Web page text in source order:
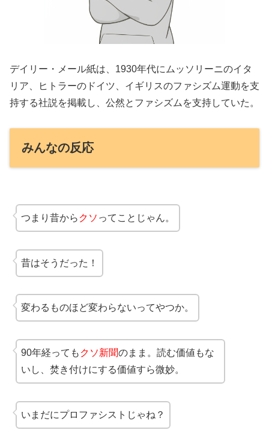
デイリー・メール紙は、1930年代にムッソリーニのイタ
リア、ヒトラーのドイツ、イギリスのファシズム運動を支
持する社説を掲載し、公然とファシズムを支持していた。
みんなの反応
つまり昔から クソ ってことじゃん。
昔はそうだった！
変わるものほど変わらないってやつか。
90年経っても クソ新聞のまま。読む価値もな
いし、焚き付けにする価値すら微妙。
いまだにプロファシストじゃね？